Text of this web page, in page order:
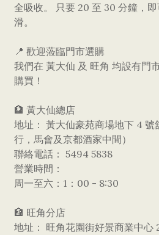
全吸收。 只要 20 至 30 分鐘，
滑。
​📍 歡迎蒞臨門市選購
我們在 黃大仙 及 旺角 均設有門
購買！
​🏦 黃大仙總店
地址： 黃大仙豪苑商場地下 4 號
行，馬會及京都酒家中間）
​聯絡電話： 5494 5838
​營業時間：
​周一至六：1：00 - 8:30
​🏦 旺角分店
地址： 旺角花園街好景商業中心